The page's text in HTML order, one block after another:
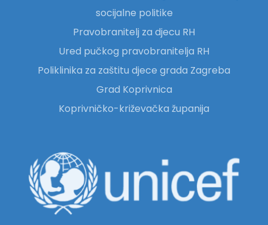
socijalne politike
Pravobranitelj za djecu RH
Ured pučkog pravobranitelja RH
Poliklinika za zaštitu djece grada Zagreba
Grad Koprivnica
Koprivničko-križevačka županija